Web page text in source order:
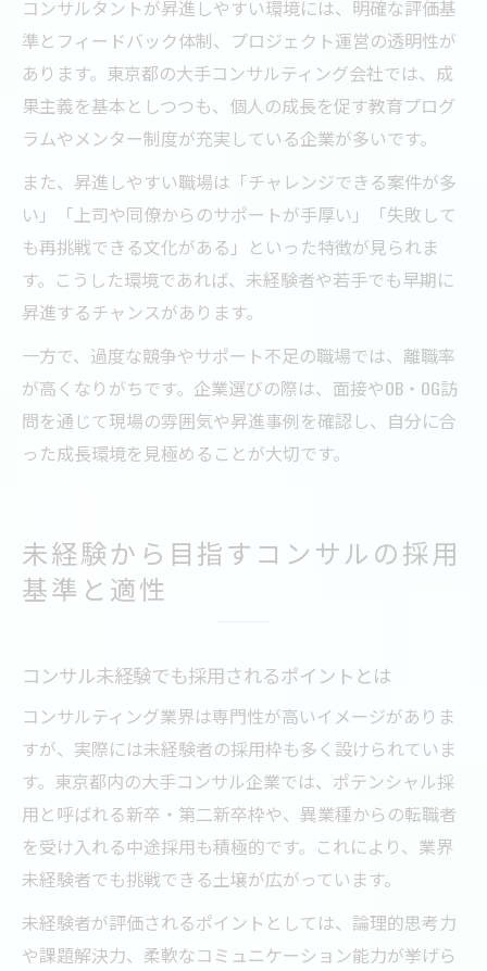
コンサルタントが昇進しやすい環境には、明確な評価基
準とフィードバック体制、プロジェクト運営の透明性が
あります。東京都の大手コンサルティング会社では、成
果主義を基本としつつも、個人の成長を促す教育プログ
ラムやメンター制度が充実している企業が多いです。
また、昇進しやすい職場は「チャレンジできる案件が多
い」「上司や同僚からのサポートが手厚い」「失敗して
も再挑戦できる文化がある」といった特徴が見られま
す。こうした環境であれば、未経験者や若手でも早期に
昇進するチャンスがあります。
一方で、過度な競争やサポート不足の職場では、離職率
が高くなりがちです。企業選びの際は、面接やOB・OG訪
問を通じて現場の雰囲気や昇進事例を確認し、自分に合
った成長環境を見極めることが大切です。
未経験から目指すコンサルの採用
基準と適性
コンサル未経験でも採用されるポイントとは
コンサルティング業界は専門性が高いイメージがありま
すが、実際には未経験者の採用枠も多く設けられていま
す。東京都内の大手コンサル企業では、ポテンシャル採
用と呼ばれる新卒・第二新卒枠や、異業種からの転職者
を受け入れる中途採用も積極的です。これにより、業界
未経験者でも挑戦できる土壌が広がっています。
未経験者が評価されるポイントとしては、論理的思考力
や課題解決力、柔軟なコミュニケーション能力が挙げら